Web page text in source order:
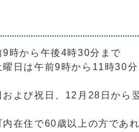
9時から午後4時30分まで
日は午前9時から11時30分
および祝日、12月28日から
在住で60歳以上の方であ